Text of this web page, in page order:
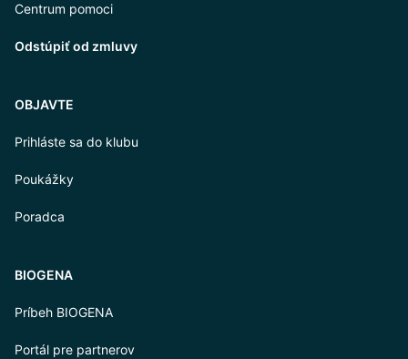
Centrum pomoci
Odstúpiť od zmluvy
OBJAVTE
Prihláste sa do klubu
Poukážky
Poradca
BIOGENA
Príbeh BIOGENA
Portál pre partnerov